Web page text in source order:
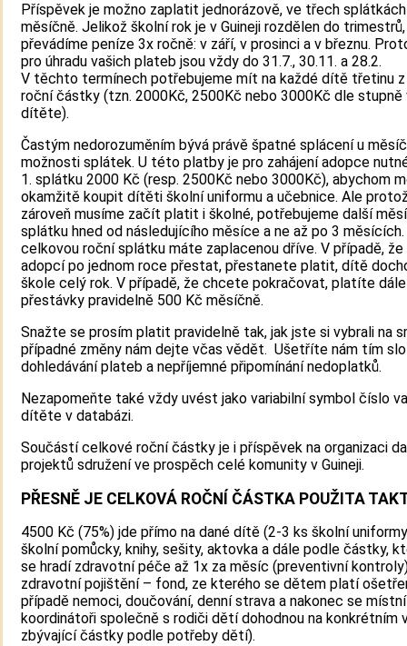
Příspěvek je možno zaplatit jednorázově, ve třech
měsíčně. Jelikož školní rok je v Guineji rozdělen do trimestrů,
převádíme peníze 3x ročně: v září, v prosinci a v březnu.
pro úhradu vašich plateb jsou vždy do 31.7., 30.11. a 28.2.
V těchto termínech potřebujeme mít na každé dítě třetinu
roční částky (tzn. 2000Kč, 2500Kč nebo 3000Kč dle stupně
dítěte).
Častým nedorozuměním bývá právě špatné splácení u
možnosti splátek. U této platby je pro zahájení adopce
1. splátku 2000 Kč (resp. 2500Kč nebo 3000Kč), abychom
okamžitě koupit dítěti školní uniformu a učebnice. Ale
zároveň musíme začít platit i školné, potřebujeme další
splátku hned od následujícího měsíce a ne až po 3
celkovou roční splátku máte zaplacenou dříve. V případě,
adopcí po jednom roce přestat, přestanete platit, dítě
škole celý rok. V případě, že chcete pokračovat, platíte
přestávky pravidelně 500 Kč měsíčně.
Snažte se prosím platit pravidelně tak, jak jste si vybrali na
případné změny nám dejte včas vědět. Ušetříte nám tím
dohledávání plateb a nepříjemné připomínání nedoplatků.
Nezapomeňte také vždy uvést jako variabilní symbol číslo
dítěte v databázi.
Součástí celkové roční částky je i příspěvek na organizaci
projektů sdružení ve prospěch celé komunity v Guineji.
PŘESNĚ JE CELKOVÁ ROČNÍ ČÁSTKA POUŽITA
4500 Kč (75%) jde přímo na dané dítě (2-3 ks školní
školní pomůcky, knihy, sešity, aktovka a dále podle částky,
se hradí zdravotní péče až 1x za měsíc (preventivní
zdravotní pojištění – fond, ze kterého se dětem platí
případě nemoci, doučování, denní strava a nakonec se místní
koordinátoři společně s rodiči dětí dohodnou na konkrétním
zbývající částky podle potřeby dětí).